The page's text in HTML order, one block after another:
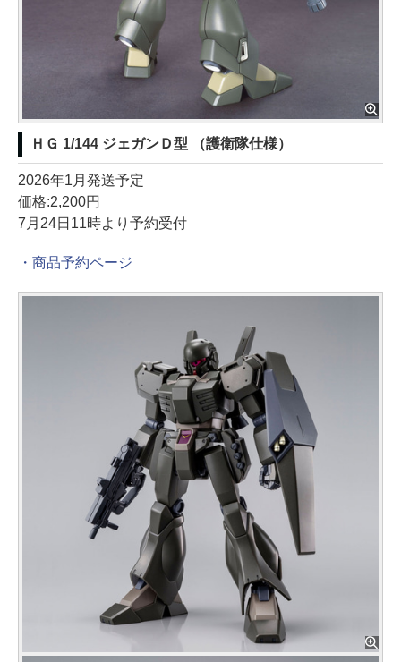
ＨＧ 1/144 ジェガンＤ型 （護衛隊仕様）
2026年1月発送予定
価格:2,200円
7月24日11時より予約受付
・商品予約ページ